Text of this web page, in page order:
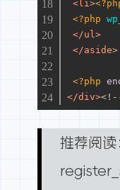
< li>
<?php
</ul>
</aside>
<?php
</div>
推荐阅读